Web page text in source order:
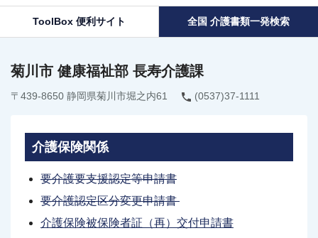
ToolBox 便利サイト 全国 介護書類一発検索
菊川市 健康福祉部 長寿介護課
〒439-8650 静岡県菊川市堀之内61 (0537)37-1111
介護保険関係
要介護要支援認定等申請書
要介護認定区分変更申請書
介護保険被保険者証（再）交付申請書